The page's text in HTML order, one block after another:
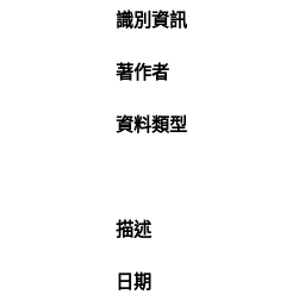
識別資訊
著作者
資料類型
描述
日期